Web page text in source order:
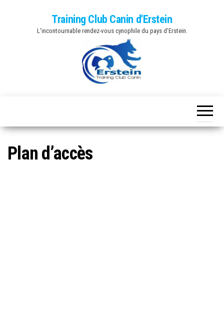
Training Club Canin d'Erstein
L'incontournable rendez-vous cynophile du pays d'Erstein.
Plan d’accès